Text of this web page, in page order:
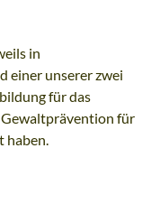
in
einer unserer zwei
für das
Gewaltprävention für
haben.